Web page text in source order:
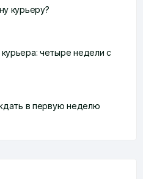
курьеру?
четыре недели с
в первую неделю